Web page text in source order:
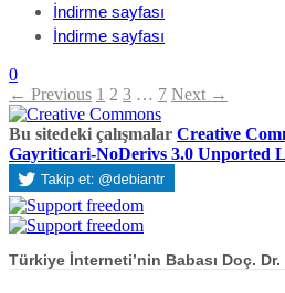
İndirme sayfası
İndirme sayfası
0
← Previous 1 2 3 … 7 Next →
Bu sitedeki çalışmalar Creative
Gayriticari-NoDerivs 3.0 Unported
Türkiye İnterneti’nin Babası Doç. Dr.